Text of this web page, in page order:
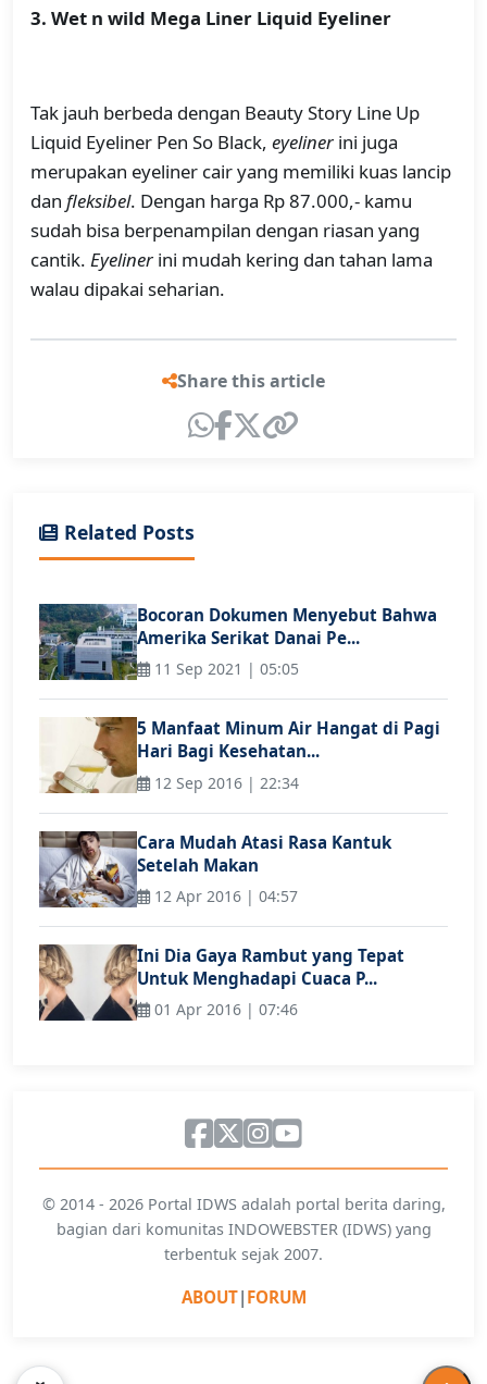
3. Wet n wild Mega Liner Liquid Eyeliner
Tak jauh berbeda dengan Beauty Story Line Up
Liquid Eyeliner Pen So Black, eyeliner ini juga
merupakan eyeliner cair yang memiliki kuas lancip
dan fleksibel. Dengan harga Rp 87.000,- kamu
sudah bisa berpenampilan dengan riasan yang
cantik. Eyeliner ini mudah kering dan tahan lama
walau dipakai seharian.
Share this article
Related Posts
Bocoran Dokumen Menyebut Bahwa
Amerika Serikat Danai Pe...
11 Sep 2021 | 05:05
5 Manfaat Minum Air Hangat di Pagi
Hari Bagi Kesehatan...
12 Sep 2016 | 22:34
Cara Mudah Atasi Rasa Kantuk
Setelah Makan
12 Apr 2016 | 04:57
Ini Dia Gaya Rambut yang Tepat
Untuk Menghadapi Cuaca P...
01 Apr 2016 | 07:46
© 2014 - 2026 Portal IDWS adalah portal berita daring,
bagian dari komunitas INDOWEBSTER (IDWS) yang
terbentuk sejak 2007.
ABOUT| FORUM